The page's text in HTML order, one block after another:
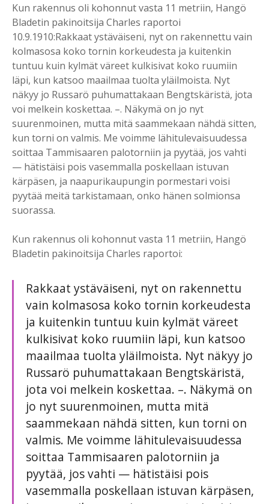
Kun rakennus oli kohonnut vasta 11 metriin, Hangö
Bladetin pakinoitsija Charles raportoi
10.9.1910:Rakkaat ystäväiseni, nyt on rakennettu vain
kolmasosa koko tornin korkeudesta ja kuitenkin
tuntuu kuin kylmät väreet kulkisivat koko ruumiin
läpi, kun katsoo maailmaa tuolta yläilmoista. Nyt
näkyy jo Russarö puhumattakaan Bengtskäristä, jota
voi melkein koskettaa. –. Näkymä on jo nyt
suurenmoinen, mutta mitä saammekaan nähdä sitten,
kun torni on valmis. Me voimme lähitulevaisuudessa
soittaa Tammisaaren palotorniin ja pyytää, jos vahti
— hätistäisi pois vasemmalla poskellaan istuvan
kärpäsen, ja naapurikaupungin pormestari voisi
pyytää meitä tarkistamaan, onko hänen solmionsa
suorassa.
Kun rakennus oli kohonnut vasta 11 metriin, Hangö
Bladetin pakinoitsija Charles raportoi:
Rakkaat ystäväiseni, nyt on rakennettu
vain kolmasosa koko tornin korkeudesta
ja kuitenkin tuntuu kuin kylmät väreet
kulkisivat koko ruumiin läpi, kun katsoo
maailmaa tuolta yläilmoista. Nyt näkyy jo
Russarö puhumattakaan Bengtskäristä,
jota voi melkein koskettaa. –. Näkymä on
jo nyt suurenmoinen, mutta mitä
saammekaan nähdä sitten, kun torni on
valmis. Me voimme lähitulevaisuudessa
soittaa Tammisaaren palotorniin ja
pyytää, jos vahti — hätistäisi pois
vasemmalla poskellaan istuvan kärpäsen,